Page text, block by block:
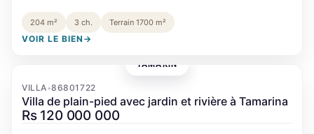
204 m² 3 ch. Terrain 1700 m²
VOIR LE BIEN →
TAMARIN
VILLA•86801722
Villa de plain-pied avec jardin et rivière à Tamarina
Rs 120 000 000